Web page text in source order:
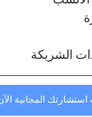
الشريكة
المجانية